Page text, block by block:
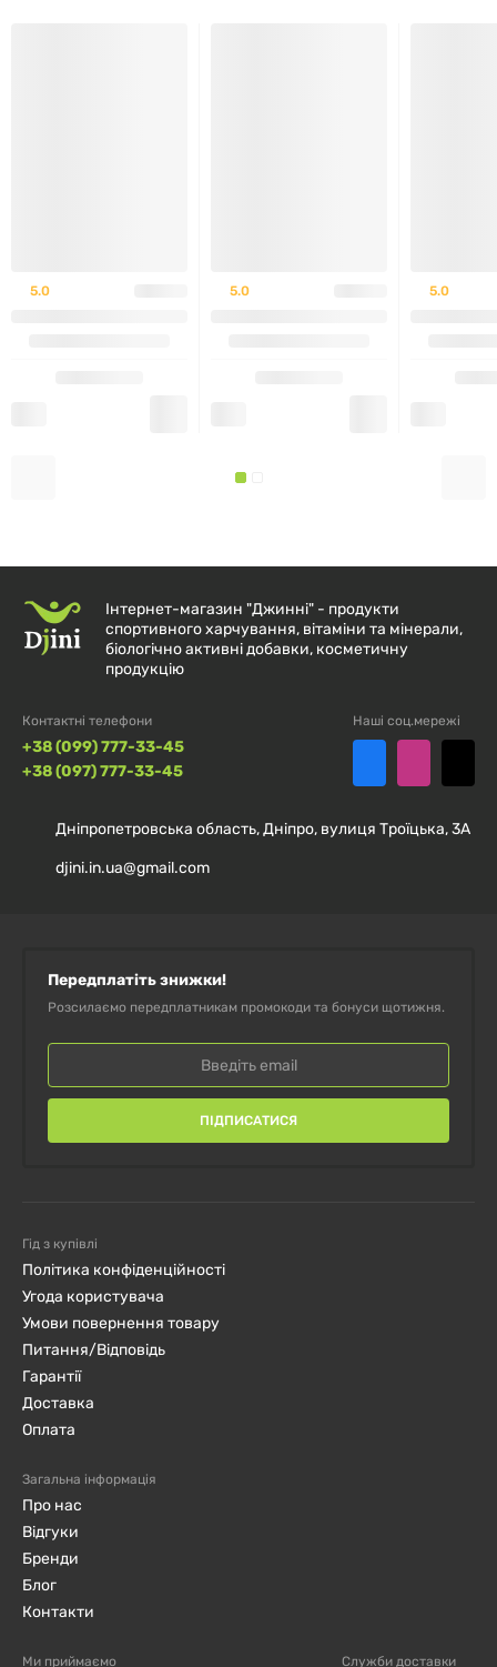
сонячного світла.
5.0 5.0 5.0
Інтернет-магазин "Джинні" - продукти
спортивного харчування, вітаміни та мінерали,
біологічно активні добавки, косметичну
продукцію
Контактні телефони
+38 (099) 777-33-45
+38 (097) 777-33-45
Наші соц.мережі
Дніпропетровська область, Дніпро, вулиця Троїцька, 3А
djini.in.ua@gmail.com
Передплатіть знижки!
Розсилаємо передплатникам промокоди та бонуси щотижня.
ПІДПИСАТИСЯ
Гід з купівлі
Політика конфіденційності
Угода користувача
Умови повернення товару
Питання/Відповідь
Гарантії
Доставка
Оплата
Загальна інформація
Про нас
Відгуки
Бренди
Блог
Контакти
Ми приймаємо Служби доставки